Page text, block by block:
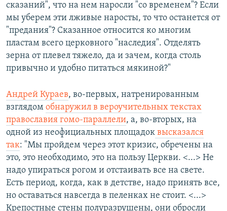
сказаний", что на нем наросли "со временем"? Если
мы уберем эти лживые наросты, то что останется от
"предания"? Сказанное относится ко многим
пластам всего церковного "наследия". Отделять
зерна от плевел тяжело, да и зачем, когда столь
привычно и удобно питаться мякиной?"
Андрей Кураев, во-первых, натренированным
взглядом обнаружил в вероучительных текстах
православия гомо-параллели, а, во-вторых, на
одной из неофициальных площадок высказался
так: "Мы пройдем через этот кризис, обречены на
это, это необходимо, это на пользу Церкви. <...> Не
надо упираться рогом и отстаивать все на свете.
Есть период, когда, как в детстве, надо принять все,
но оставаться навсегда в пеленках не стоит. <...>
Крепостные стены полуразрушены, они обросли